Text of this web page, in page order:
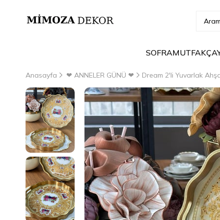
SOFRAMUTFAK
Anasayfa ❤ ANNELER GÜNÜ ❤ Dream 2'li Yuvarlak